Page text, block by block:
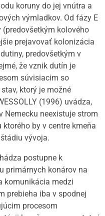
koruny do jej vnútra a
výmladkov. Od fázy E
kolového
prejavovať kolonizácia
predovšetkým v
že vznik dutín je
súvisiacim so
ktorý je možné
(1996) uvádza,
Nemecku neexistuje strom
by v centre kmeňa
vývoja.
postupne k
primárnych konárov na
komunikácia medzi
prebieha iba v spodnej
procesom